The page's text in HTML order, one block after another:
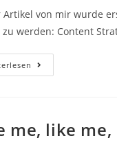
Artikel von mir wurde
zu werden: Content
Content
Strategien
Reden
Übers
Wetter
me, like